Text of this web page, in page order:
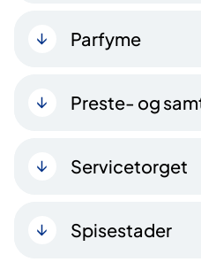
Parfyme
Preste- og
Servicetorget
Spisestader